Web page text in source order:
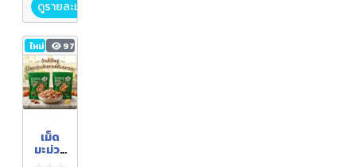
ดูรายละเอียด
ใหม่ 97
เม็ด
มะม่วง